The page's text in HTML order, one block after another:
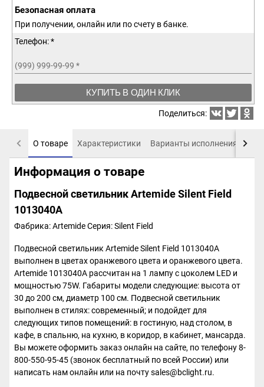
Безопасная оплата
При получении, онлайн или по счету в банке.
Телефон: *
(999) 999-99-99 *
КУПИТЬ В ОДИН КЛИК
Поделиться:
О товаре Характеристики Варианты исполнения
Информация о товаре
Подвесной светильник Artemide Silent Field
1013040A
Фабрика: ArtemideСерия: Silent Field
Подвесной светильник Artemide Silent Field 1013040A
выполнен в цветах оранжевого цвета и оранжевого цвета.
Artemide 1013040A рассчитан на 1 лампу с цоколем LED и
мощностью 75W. Габариты модели следующие: высота от
30 до 200 см, диаметр 100 см. Подвесной светильник
выполнен в стилях: современный; и подойдет для
следующих типов помещений: в гостиную, над столом, в
кафе, в спальню, на кухню, в коридор, в кабинет, мансарда.
Вы можете оформить заказ онлайн на сайте, по телефону 8-
800-550-95-45 (звонок бесплатный по всей России) или
написать нам онлайн или на почту sales@bclight.ru.